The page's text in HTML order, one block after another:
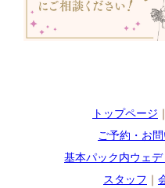
トップページ
ご予約・お
基本パック内ウェ
スタッフ